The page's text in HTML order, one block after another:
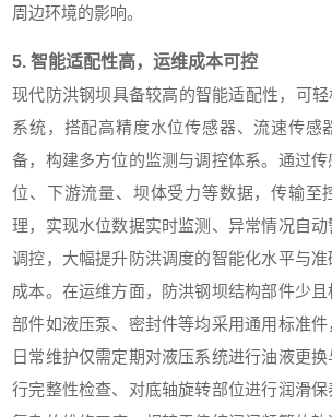
周边环境的影响。
5. 智能适配性高，运维成本可控
现代防洪钢坝具备较高的智能适配性，可
系统，搭配高精度水位传感器、流速传感
备，构建多方位的监测与调控体系。通过
位、下游流量、坝体受力等数据，传输至
理，实现水位数据实时监测、异常情况自
调控，大幅提升防洪调度的智能化水平与
成本。在运维方面，防洪钢坝结构部件少
部件如液压泵、密封件等均采用通用标准件
日常维护仅需定期对液压系统进行油液更
行完整性检查、对底轴旋转部位进行润滑